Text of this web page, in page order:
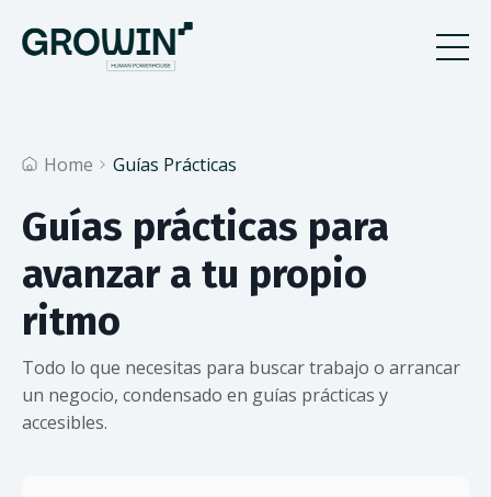
Home Guías Prácticas
Guías prácticas para
avanzar a tu propio
ritmo
Todo lo que necesitas para buscar trabajo o arrancar
un negocio, condensado en guías prácticas y
accesibles.